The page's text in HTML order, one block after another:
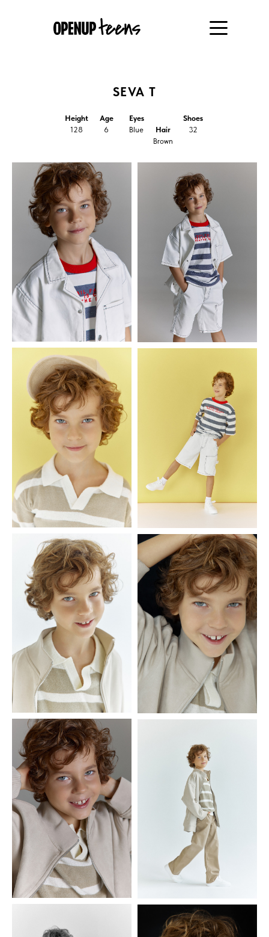
Height
128
Hair
Brown
Eyes
Blue
Shoes
32
Age
6
SEVA T